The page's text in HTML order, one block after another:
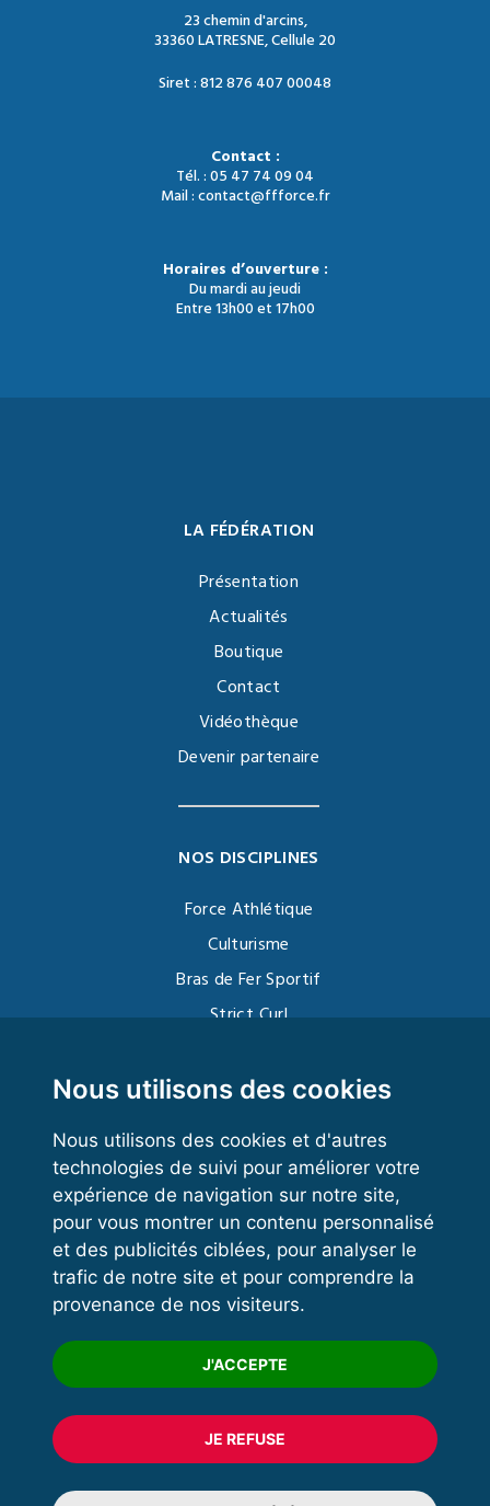
Nous utilisons des cookies
Nous utilisons des cookies et d'autres
technologies de suivi pour améliorer votre
expérience de navigation sur notre site,
pour vous montrer un contenu personnalisé
et des publicités ciblées, pour analyser le
trafic de notre site et pour comprendre la
provenance de nos visiteurs.
J'ACCEPTE
JE REFUSE
23 chemin d'arcins,
33360 LATRESNE, Cellule 20
Siret : 812 876 407 00048
Contact :
Tél. : 05 47 74 09 04
Mail : contact@ffforce.fr
Horaires d’ouverture :
Du mardi au jeudi
Entre 13h00 et 17h00
LA FÉDÉRATION
Présentation
Actualités
Boutique
Contact
Vidéothèque
Devenir partenaire
NOS DISCIPLINES
Force Athlétique
Culturisme
Bras de Fer Sportif
Strict Curl
Kettlebell
VOS ESPACES
Espace dirigeant
Espace licencié
Trouver un club
Formation
© 2020 FFFORCE Tous droits réservés
Mentions légales